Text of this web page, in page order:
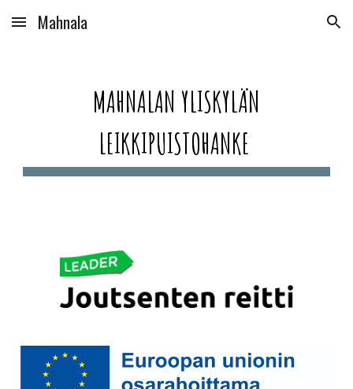
Skip to main content Skip to navigation
Mahnala
MAHNALAN YLISKYLÄN
LEIKKIPUISTOHANKE